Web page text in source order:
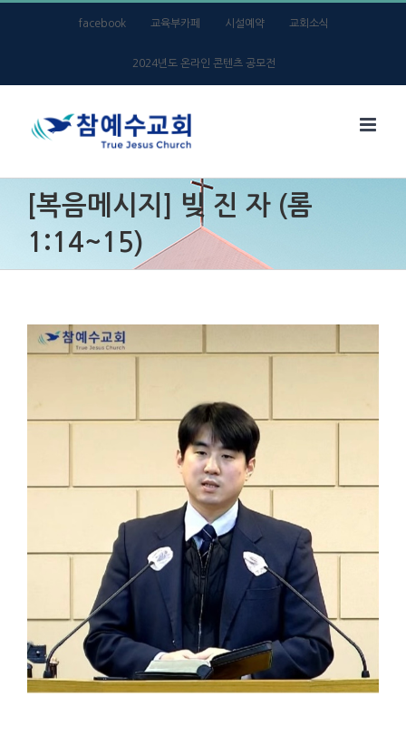
facebook 교육부카페 시설예약 교회소식
2024년도 온라인 콘텐츠 공모전
[복음메시지] 빚 진 자 (롬
1:14~15)